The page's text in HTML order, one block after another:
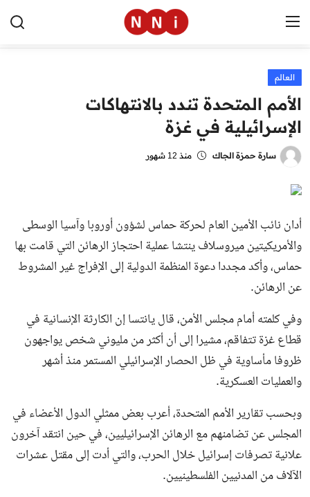
الرئيسية
اخبار مصر
العالم
تقنية
التعليم
العالم
الأمم المتحدة تندد بالانتهاكات
الإسرائيلية في غزة
سارة حمزة الجاك منذ 12 شهور
أدان نائب الأمين العام لحركة حماس لشؤون أوروبا وآسيا الوسطى
والأمريكيتين ميروسلاف ينتشا عملية احتجاز الرهائن التي قامت بها
حماس، وأكد مجددا دعوة المنظمة الدولية إلى الإفراج غير المشروط
عن الرهائن.
وفي كلمته أمام مجلس الأمن، قال يانتسا إن الكارثة الإنسانية في
قطاع غزة تتفاقم، مشيرا إلى أن أكثر من مليوني شخص يواجهون
ظروفا مأساوية في ظل الحصار الإسرائيلي المستمر منذ أشهر
والعمليات العسكرية.
وبحسب تقارير الأمم المتحدة، أعرب بعض ممثلي الدول الأعضاء في
المجلس عن تضامنهم مع الرهائن الإسرائيليين، في حين انتقد آخرون
علانية تصرفات إسرائيل خلال الحرب، والتي أدت إلى مقتل عشرات
الآلاف من المدنيين الفلسطينيين.